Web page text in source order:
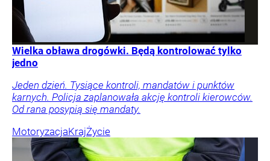
Wielka obława drogówki. Będą kontrolować tylko
jedno
Jeden dzień. Tysiące kontroli, mandatów i punktów
karnych. Policja zaplanowała akcję kontroli kierowców.
Od rana posypią się mandaty.
MotoryzacjaKrajŻycie